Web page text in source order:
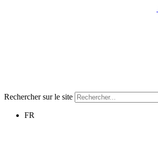
Rechercher sur le site
FR